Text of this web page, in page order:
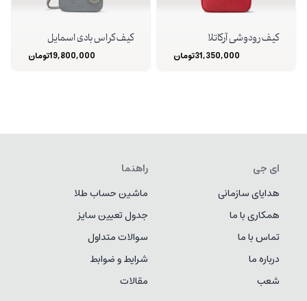
کیف رودوشی آرکاتلا
31,350,000تومان
کیف کراس بادی اسمایل
19,800,000تومان
ای جی
هدایای سازمانی
همکاری با ما
تماس با ما
درباره ما
شعب
راهنما
ماشین حساب طلا
جدول تعیین سایز
سوالات متداول
شرایط و ضوابط
مقالات